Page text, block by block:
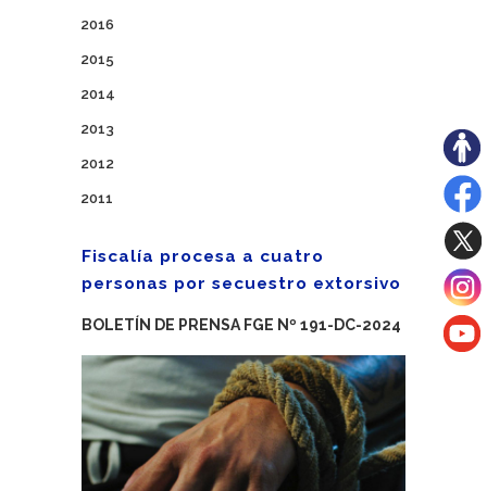
2016
2015
2014
2013
2012
2011
Fiscalía procesa a cuatro
personas por secuestro extorsivo
BOLETÍN DE PRENSA FGE Nº 191-DC-2024